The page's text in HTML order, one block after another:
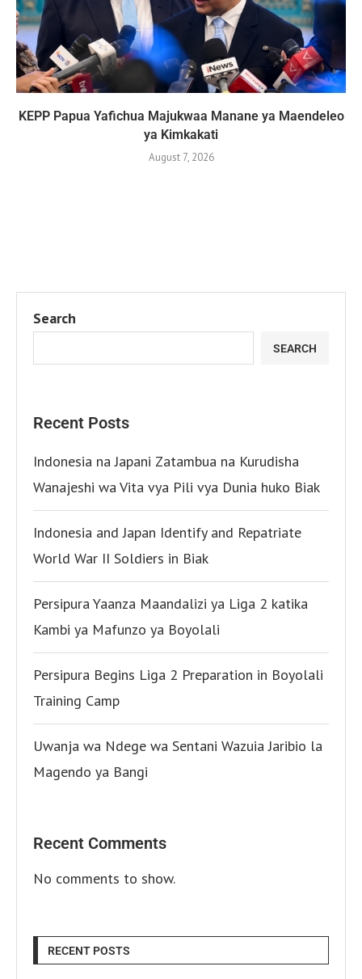
KEPP Papua Yafichua Majukwaa Manane ya Maendeleo
ya Kimkakati
August 7, 2026
Search
SEARCH
Recent Posts
Indonesia na Japani Zatambua na Kurudisha
Wanajeshi wa Vita vya Pili vya Dunia huko Biak
Indonesia and Japan Identify and Repatriate
World War II Soldiers in Biak
Persipura Yaanza Maandalizi ya Liga 2 katika
Kambi ya Mafunzo ya Boyolali
Persipura Begins Liga 2 Preparation in Boyolali
Training Camp
Uwanja wa Ndege wa Sentani Wazuia Jaribio la
Magendo ya Bangi
Recent Comments
No comments to show.
RECENT POSTS